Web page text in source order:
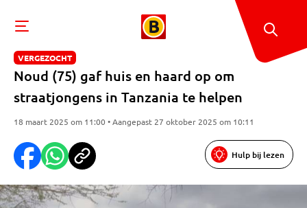
VERGEZOCHT
Noud (75) gaf huis en haard op om
straatjongens in Tanzania te helpen
18 maart 2025 om 11:00 • Aangepast 27 oktober 2025 om 10:11
Hulp bij lezen